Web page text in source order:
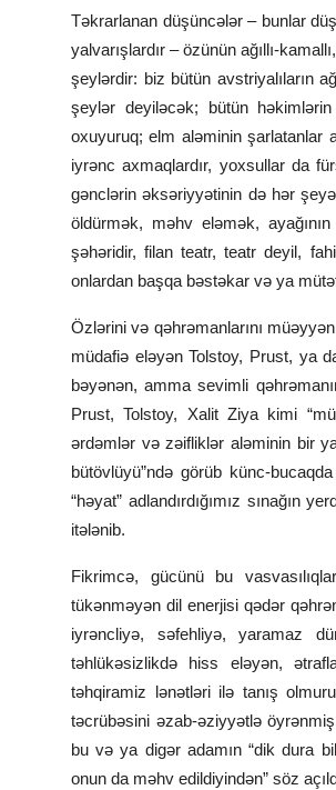
Təkrarlanan düşüncələr – bunlar
yalvarışlardır – özünün ağıllı-
şeylərdir: biz bütün avstriyalıların
şeylər deyiləcək; bütün
oxuyuruq; elm aləminin şarlatanlar
iyrənc axmaqlardır, yoxsullar da
gənclərin əksəriyyətinin də hər
öldürmək, məhv eləmək,
şəhəridir, filan teatr, teatr deyil,
onlardan başqa bəstəkar və ya
Özlərini və qəhrəmanlarını
müdafiə eləyən Tolstoy, Prust, ya
bəyənən, amma sevimli
Prust, Tolstoy, Xalit Ziya kimi
ərdəmlər və zəifliklər aləminin bir
bütövlüyü”ndə görüb künc-
“həyat” adlandırdığımız
itələnib.
Fikrimcə, gücünü bu
tükənməyən dil enerjisi qədər
iyrəncliyə, səfehliyə, yaramaz
təhlükəsizlikdə hiss eləyən,
təhqiramiz lənətləri ilə tanış
təcrübəsini əzab-əziyyətlə
bu və ya digər adamın “dik dura
onun da məhv edildiyindən” söz